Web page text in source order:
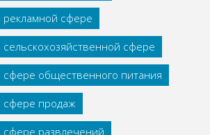
рекламной сфере
сфере
сфере общественного питания
сфере продаж
сфере развлечений